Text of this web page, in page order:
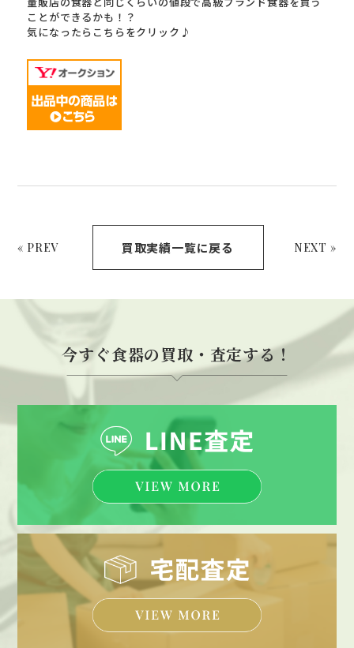
ことができるかも！？
気になったらこちらをクリック♪
« PREV 買取実績一覧に戻る NEXT »
今すぐ食器の買取・査定する！